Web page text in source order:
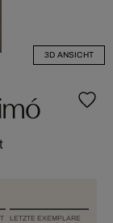
3D ANSICHT
LETZTE EXEMPLARE